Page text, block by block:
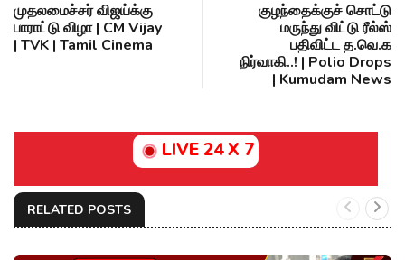
முதலமைச்சர் விஜய்க்கு
பாராட்டு விழா | CM Vijay
| TVK | Tamil Cinema
குழந்தைக்குச் சொட்டு
மருந்து விட்டு ரீல்ஸ்
பதிவிட்ட த.வெ.க
நிர்வாகி..! | Polio Drops
| Kumudam News
LIVE 24 X 7
RELATED POSTS